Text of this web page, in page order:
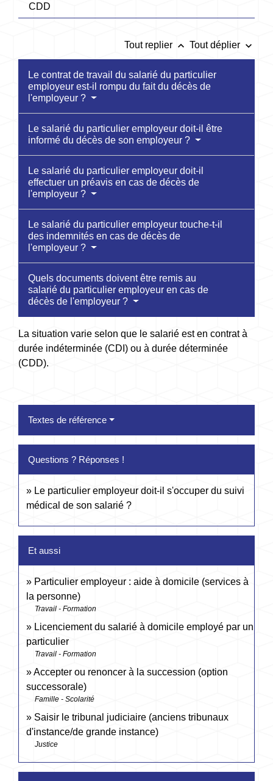
CDD
Tout replier keyboard_arrow_up Tout déplier keyboard_arrow_down
Le contrat de travail du salarié du particulier
employeur est-il rompu du fait du décès de
l'employeur ?
Le salarié du particulier employeur doit-il être
informé du décès de son employeur ?
Le salarié du particulier employeur doit-il
effectuer un préavis en cas de décès de
l'employeur ?
Le salarié du particulier employeur touche-t-il
des indemnités en cas de décès de
l'employeur ?
Quels documents doivent être remis au
salarié du particulier employeur en cas de
décès de l'employeur ?
La situation varie selon que le salarié est en contrat à
durée indéterminée (CDI) ou à durée déterminée
(CDD).
Textes de référence
Questions ? Réponses !
Le particulier employeur doit-il s'occuper du suivi
médical de son salarié ?
Et aussi
Particulier employeur : aide à domicile (services à
la personne)
Travail - Formation
Licenciement du salarié à domicile employé par un
particulier
Travail - Formation
Accepter ou renoncer à la succession (option
successorale)
Famille - Scolarité
Saisir le tribunal judiciaire (anciens tribunaux
d'instance/de grande instance)
Justice